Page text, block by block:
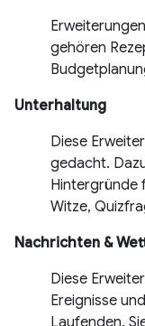
gehören
Unterhaltung
Diese
gedacht.
Hintergründe
Witze,
Nachrichten &
Diese
Ereignisse
Laufenden.